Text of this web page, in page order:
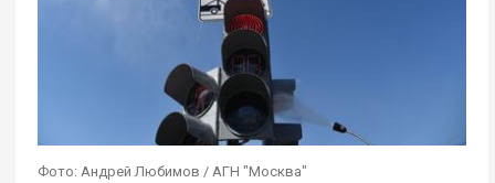
Фото: Андрей Любимов / АГН "Москва"